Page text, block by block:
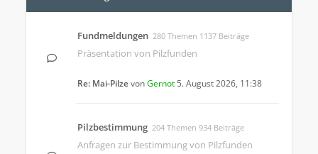
Fundmeldungen 280 Themen 1137 Beiträge
Präsentation von Pilzfunden
Re: Mai-PilzevonGernot 5. August 2026, 11:38
Pilzbestimmung 204 Themen 934 Beiträge
Anfragen zur Bestimmung von Pilzfunden